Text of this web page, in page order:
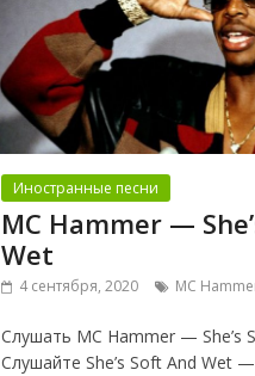
Иностранные песни
MC Hammer —
Wet
4 сентября, 2020 MC
Слушать MC Hammer — She’s
Слушайте She’s Soft And Wet